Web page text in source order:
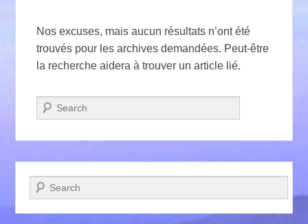
Nos excuses, mais aucun résultats n’ont été
trouvés pour les archives demandées. Peut-être
la recherche aidera à trouver un article lié.
Recherche
Recherche